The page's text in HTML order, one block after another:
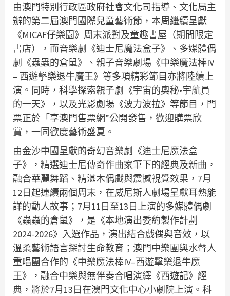
由澳門特別行政區政府社會文化司指導、文化局主
辦的第二屆澳門國際兒童藝術節，本周繼續呈獻
《MICAF仔樂園》周末派對及童趣書屋（期間限定
書店），而音樂劇《迪士尼魔法盒子》、多媒體偶
劇《蟲蟲的倉鼠》、親子音樂劇場《中樂魔法棒IV
– 西遊擊樂退牛魔王》等多項精彩節目亦將陸續上
演。同時，科學探索親子劇《宇宙的奧秘•宇航員
的一天》，以及光影劇場《波力波拉》等節目，門
票正於「享澳門售票網”公開發售，歡迎購票欣
賞，一同歡度藝術盛夏。
由金沙中國呈獻的奇幻音樂劇《迪士尼魔法盒
子》，精選迪士尼傳奇作曲家筆下的經典及新曲，
融合華麗舞蹈、精湛木偶戲與震撼視覺效果，7月
12日起連續兩個周末，在威尼斯人劇場呈獻耳熟能
詳的動人故事；7月11日至13日上演的多媒體偶劇
《蟲蟲的倉鼠》，是《本地演出委約製作計劃
2024-2026》入選作品，演出結合戲偶與音效，以
溫柔藝術語言探討生命教育；澳門中樂團與水聲人
重唱團合作的《中樂魔法棒IV–西遊擊樂退牛魔
王》，融合中樂與無伴奏合唱演繹《西遊記》經
典，將於7月13日在澳門文化中心小劇院上演。科